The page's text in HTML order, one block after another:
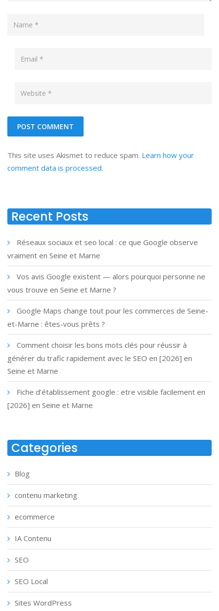
This site uses Akismet to reduce spam. Learn how your
comment data is processed.
Recent Posts
Réseaux sociaux et seo local : ce que Google observe
vraiment en Seine et Marne
Vos avis Google existent — alors pourquoi personne ne
vous trouve en Seine et Marne ?
Google Maps change tout pour les commerces de Seine-
et-Marne : êtes-vous prêts ?
Comment choisir les bons mots clés pour réussir à
générer du trafic rapidement avec le SEO en [2026] en
Seine et Marne
Fiche d’établissement google : etre visible facilement en
[2026] en Seine et Marne
Categories
Blog
contenu marketing
ecommerce
IA Contenu
SEO
SEO Local
Sites WordPress